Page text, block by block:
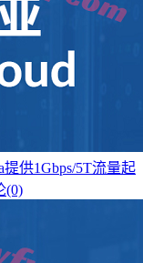
供1Gbps/5T流量起
(0)